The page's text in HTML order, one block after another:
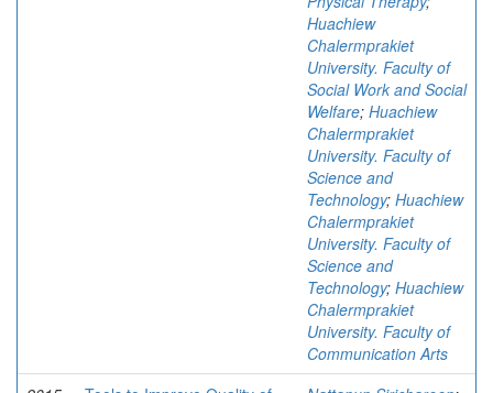
Huachiew
Chalermprakiet
University. Faculty of
Social Work and Social
Welfare; Huachiew
Chalermprakiet
University. Faculty of
Science and
Technology; Huachiew
Chalermprakiet
University. Faculty of
Science and
Technology; Huachiew
Chalermprakiet
University. Faculty of
Communication Arts